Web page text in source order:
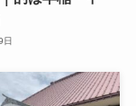
月27日、9本全
託宣は「来年も
日